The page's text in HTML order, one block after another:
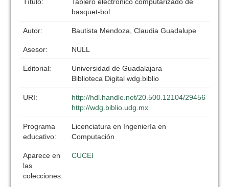
basquet-bol.
Autor: Bautista Mendoza, Claudia Guadalupe
Asesor: NULL
Editorial:
Universidad de Guadalajara
Biblioteca Digital wdg.biblio
URI:
http://hdl.handle.net/20.500.12104/29456
http://wdg.biblio.udg.mx
Programa
educativo:
Licenciatura en Ingeniería en
Computación
Aparece en
las
colecciones:
CUCEI